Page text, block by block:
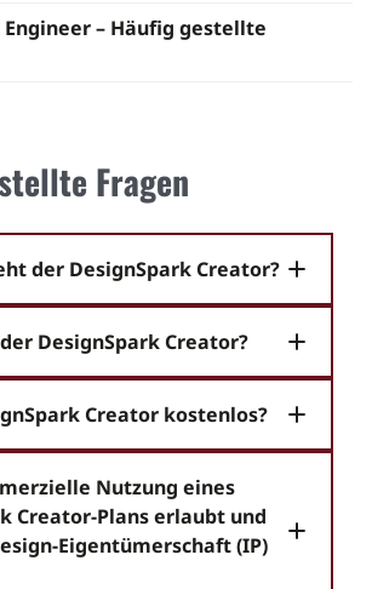
Engineer – Häufig gestellte
Fragen
der DesignSpark Creator?
DesignSpark Creator?
Creator kostenlos?
Nutzung eines
Creator-Plans erlaubt und
Eigentümerschaft (IP)